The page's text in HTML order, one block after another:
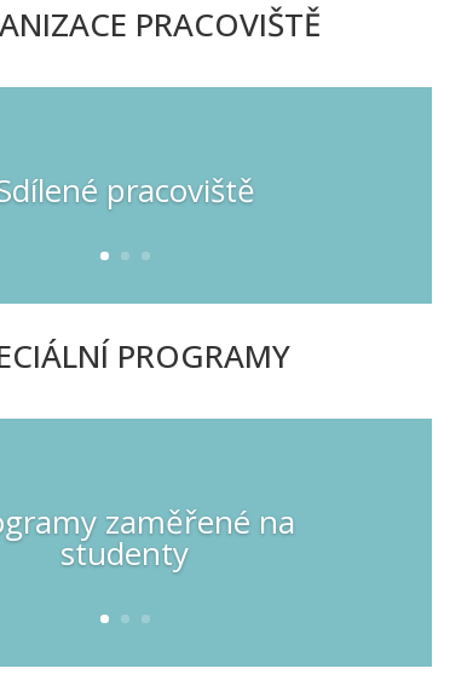
PRACOVIŠTĚ
pracoviště
PROGRAMY
zaměřené na
studenty